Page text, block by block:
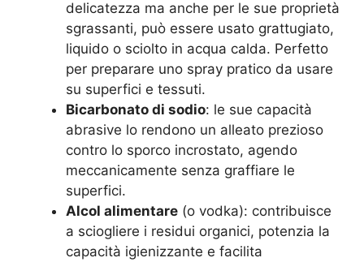
delicatezza ma anche per le sue proprietà
sgrassanti, può essere usato grattugiato,
liquido o sciolto in acqua calda. Perfetto
per preparare uno spray pratico da usare
su superfici e tessuti.
Bicarbonato di sodio: le sue capacità
abrasive lo rendono un alleato prezioso
contro lo sporco incrostato, agendo
meccanicamente senza graffiare le
superfici.
Alcol alimentare (o vodka): contribuisce
a sciogliere i residui organici, potenzia la
capacità igienizzante e facilita